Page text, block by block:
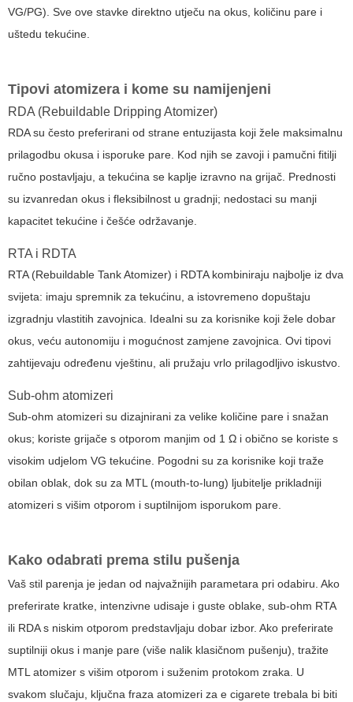
VG/PG). Sve ove stavke direktno utječu na okus, količinu pare i
uštedu tekućine.
Tipovi atomizera i kome su namijenjeni
RDA (Rebuildable Dripping Atomizer)
RDA su često preferirani od strane entuzijasta koji žele maksimalnu
prilagodbu okusa i isporuke pare. Kod njih se zavoji i pamučni fitilji
ručno postavljaju, a tekućina se kaplje izravno na grijač. Prednosti
su izvanredan okus i fleksibilnost u gradnji; nedostaci su manji
kapacitet tekućine i češće održavanje.
RTA i RDTA
RTA (Rebuildable Tank Atomizer) i RDTA kombiniraju najbolje iz dva
svijeta: imaju spremnik za tekućinu, a istovremeno dopuštaju
izgradnju vlastitih zavojnica. Idealni su za korisnike koji žele dobar
okus, veću autonomiju i mogućnost zamjene zavojnica. Ovi tipovi
zahtijevaju određenu vještinu, ali pružaju vrlo prilagodljivo iskustvo.
Sub-ohm atomizeri
Sub-ohm atomizeri su dizajnirani za velike količine pare i snažan
okus; koriste grijače s otporom manjim od 1 Ω i obično se koriste s
visokim udjelom VG tekućine. Pogodni su za korisnike koji traže
obilan oblak, dok su za MTL (mouth-to-lung) ljubitelje prikladniji
atomizeri s višim otporom i suptilnijom isporukom pare.
Kako odabrati prema stilu pušenja
Vaš stil parenja je jedan od najvažnijih parametara pri odabiru. Ako
preferirate kratke, intenzivne udisaje i guste oblake, sub-ohm RTA
ili RDA s niskim otporom predstavljaju dobar izbor. Ako preferirate
suptilniji okus i manje pare (više nalik klasičnom pušenju), tražite
MTL atomizer s višim otporom i suženim protokom zraka. U
svakom slučaju, ključna fraza atomizeri za e cigarete trebala bi biti